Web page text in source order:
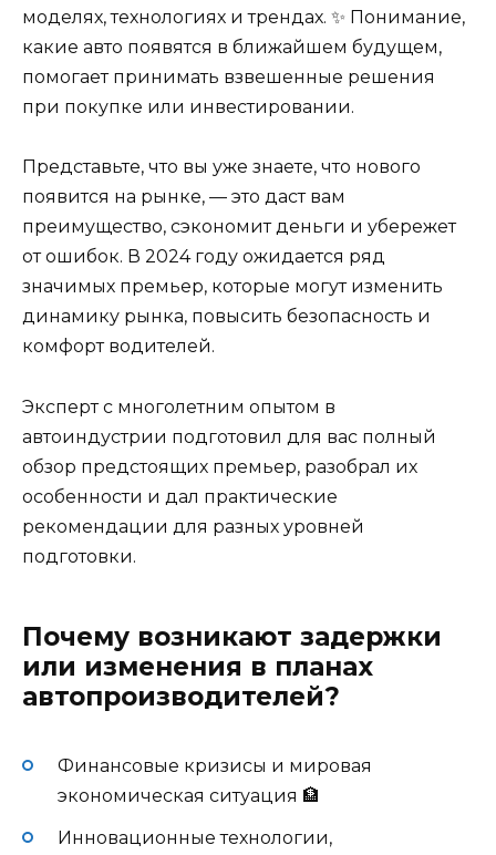
моделях, технологиях и трендах. ✨ Понимание,
какие авто появятся в ближайшем будущем,
помогает принимать взвешенные решения
при покупке или инвестировании.
Представьте, что вы уже знаете, что нового
появится на рынке, — это даст вам
преимущество, сэкономит деньги и убережет
от ошибок. В 2024 году ожидается ряд
значимых премьер, которые могут изменить
динамику рынка, повысить безопасность и
комфорт водителей.
Эксперт с многолетним опытом в
автоиндустрии подготовил для вас полный
обзор предстоящих премьер, разобрал их
особенности и дал практические
рекомендации для разных уровней
подготовки.
Почему возникают задержки
или изменения в планах
автопроизводителей?
Финансовые кризисы и мировая
экономическая ситуация 🏦
Инновационные технологии,